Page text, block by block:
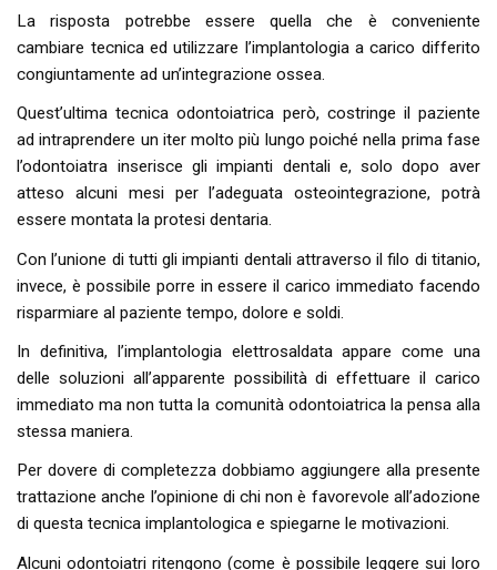
La risposta potrebbe essere quella che è conveniente
cambiare tecnica ed utilizzare l’implantologia a carico differito
congiuntamente ad un’integrazione ossea.
Quest’ultima tecnica odontoiatrica però, costringe il paziente
ad intraprendere un iter molto più lungo poiché nella prima fase
l’odontoiatra inserisce gli impianti dentali e, solo dopo aver
atteso alcuni mesi per l’adeguata osteointegrazione, potrà
essere montata la protesi dentaria.
Con l’unione di tutti gli impianti dentali attraverso il filo di titanio,
invece, è possibile porre in essere il carico immediato facendo
risparmiare al paziente tempo, dolore e soldi.
In definitiva, l’implantologia elettrosaldata appare come una
delle soluzioni all’apparente possibilità di effettuare il carico
immediato ma non tutta la comunità odontoiatrica la pensa alla
stessa maniera.
Per dovere di completezza dobbiamo aggiungere alla presente
trattazione anche l’opinione di chi non è favorevole all’adozione
di questa tecnica implantologica e spiegarne le motivazioni.
Alcuni odontoiatri ritengono (come è possibile leggere sui loro